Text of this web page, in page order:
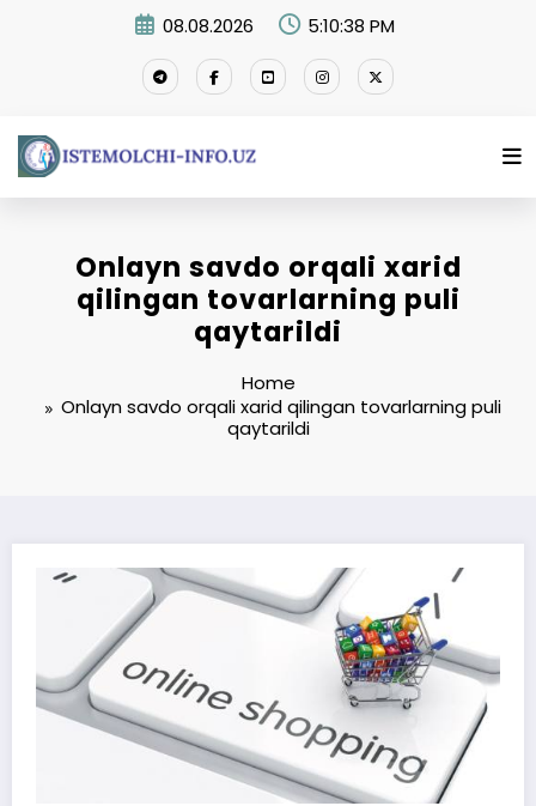
08.08.2026 5:10:38 PM
Onlayn savdo orqali xarid
qilingan tovarlarning puli
qaytarildi
Home
Onlayn savdo orqali xarid qilingan tovarlarning puli
qaytarildi